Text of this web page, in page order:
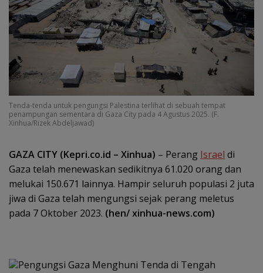
Tenda-tenda untuk pengungsi Palestina terlihat di sebuah tempat
penampungan sementara di Gaza City pada 4 Agustus 2025. (F.
Xinhua/Rizek Abdeljawad)
GAZA CITY (Kepri.co.id – Xinhua) – Perang Israel di
Gaza telah menewaskan sedikitnya 61.020 orang dan
melukai 150.671 lainnya. Hampir seluruh populasi 2 juta
jiwa di Gaza telah mengungsi sejak perang meletus
pada 7 Oktober 2023. (hen/ xinhua-news.com)